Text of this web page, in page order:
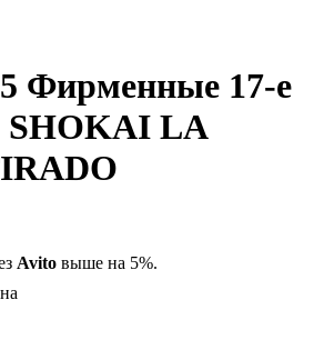
Фирменные 17-е
SHOKAI LA
Avito выше на 5%.